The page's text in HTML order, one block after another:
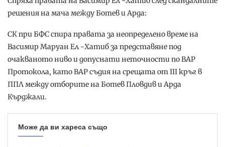
решения на мача между Ботев и Арда:
СК при БФС спира правата за неопределено време на
Васимир Маруан Ел -Хатиб за представяне под
очакваното ниво и допуснати неточности по ВАР
Протокола, като ВАР съдия на срещата от III кръг в
ППЛ между отборите на Ботев Пловдив и Арда
Кърджали.
Може да ви хареса също